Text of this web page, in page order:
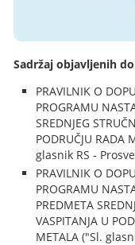
Sadržaj objavljenih
PRAVILNIK O
PROGRAMU
SREDNJEG
PODRUČJU RADA
glasnik RS -
PRAVILNIK O
PROGRAMU
PREDMETA
VASPITANJA U
METALA ("Sl.